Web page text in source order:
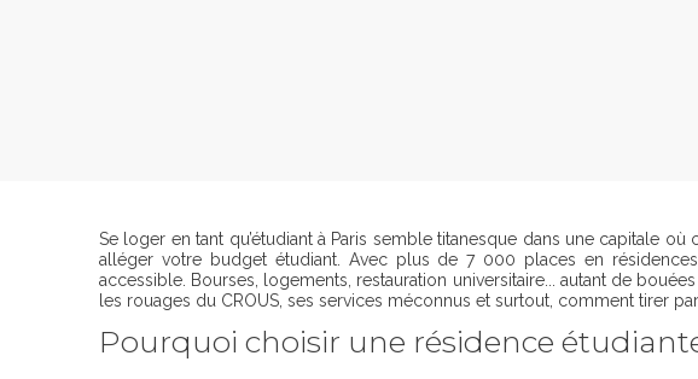
Se loger en tant qu’étudiant à Paris semble titanesque dans une capitale
alléger votre budget étudiant. Avec plus de 7 000 places en
accessible. Bourses, logements, restauration universitaire... autant de
les rouages du CROUS, ses services méconnus et surtout, comment tirer
Pourquoi choisir une résidence